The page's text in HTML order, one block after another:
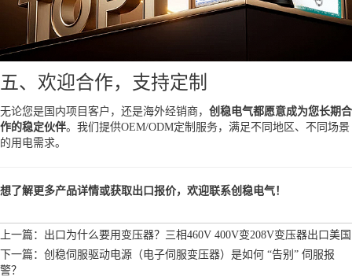
五、欢迎合作，支持定制
无论您是国内项目客户，还是海外经销商， 创稳电气都愿意成为您长期合
作的稳定伙伴。我们提供OEM/ODM定制服务，满足不同地区、不同场景
的用电需求。
想了解更多产品详情或获取出口报价，欢迎联系创稳电气！
上一篇：出口为什么要用变压器？三相460V 400V变208V变压器出口美国
下一篇：创稳伺服驱动电源（电子伺服变压器）是如何 “告别” 伺服报
警？